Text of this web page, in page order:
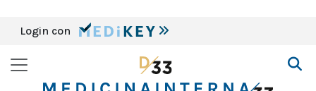
Login con